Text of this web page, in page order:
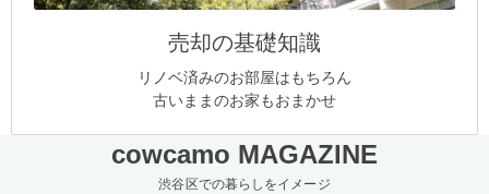
売却の基礎知識
リノベ済みのお部屋はもちろん
古いままのお家もおまかせ
cowcamo MAGAZINE
渋谷区での暮らしをイメージ